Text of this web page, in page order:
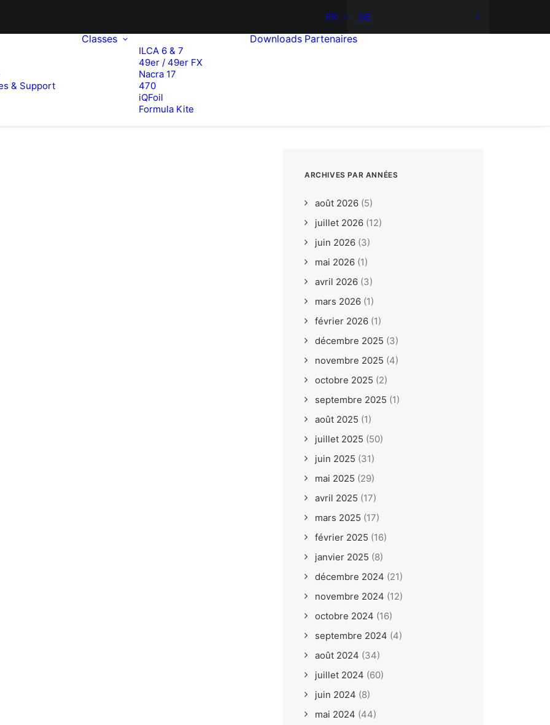
FR DE
& Support
Classes
ILCA 6 & 7
49er / 49er FX
Nacra 17
470
iQFoil
Formula Kite
Downloads Partenaires
ARCHIVES PAR ANNÉES
août 2026 (5)
juillet 2026 (12)
juin 2026 (3)
mai 2026 (1)
avril 2026 (3)
mars 2026 (1)
février 2026 (1)
décembre 2025 (3)
novembre 2025 (4)
octobre 2025 (2)
septembre 2025 (1)
août 2025 (1)
juillet 2025 (50)
juin 2025 (31)
mai 2025 (29)
avril 2025 (17)
mars 2025 (17)
février 2025 (16)
janvier 2025 (8)
décembre 2024 (21)
novembre 2024 (12)
octobre 2024 (16)
septembre 2024 (4)
août 2024 (34)
juillet 2024 (60)
juin 2024 (8)
mai 2024 (44)